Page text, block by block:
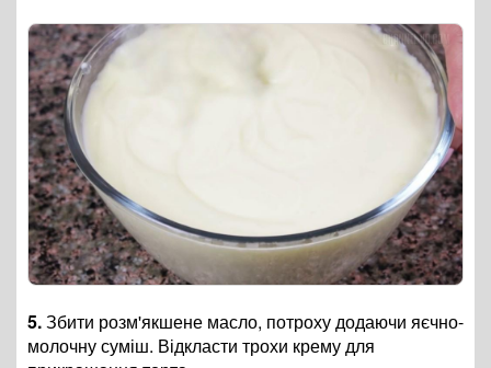
5.Збити розм'якшене масло, потроху додаючи яєчно-
молочну суміш. Відкласти трохи крему для